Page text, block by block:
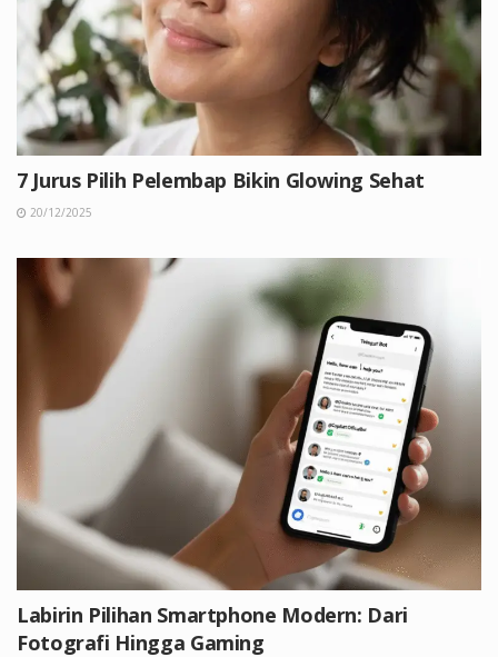
7 Jurus Pilih Pelembap Bikin Glowing Sehat
20/12/2025
Labirin Pilihan Smartphone Modern: Dari
Fotografi Hingga Gaming